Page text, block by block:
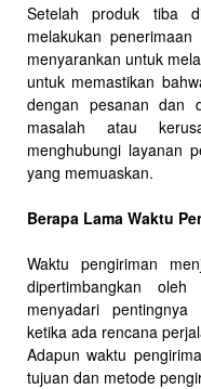
Setelah produk tiba
melakukan
menyarankan untuk
untuk memastikan
dengan pesanan dan
masalah atau
menghubungi layanan
yang memuaskan.
Berapa Lama Waktu
Waktu pengiriman
dipertimbangkan
menyadari
ketika ada rencana
Adapun waktu
tujuan dan metode